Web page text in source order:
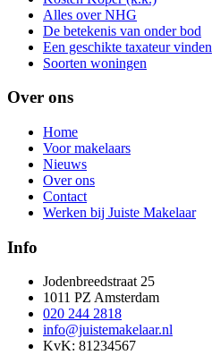
Alles over NHG
De betekenis van onder bod
Een geschikte taxateur vinden
Soorten woningen
Over ons
Home
Voor makelaars
Nieuws
Over ons
Contact
Werken bij Juiste Makelaar
Info
Jodenbreedstraat 25
1011 PZ Amsterdam
020 244 2818
info@juistemakelaar.nl
KvK: 81234567